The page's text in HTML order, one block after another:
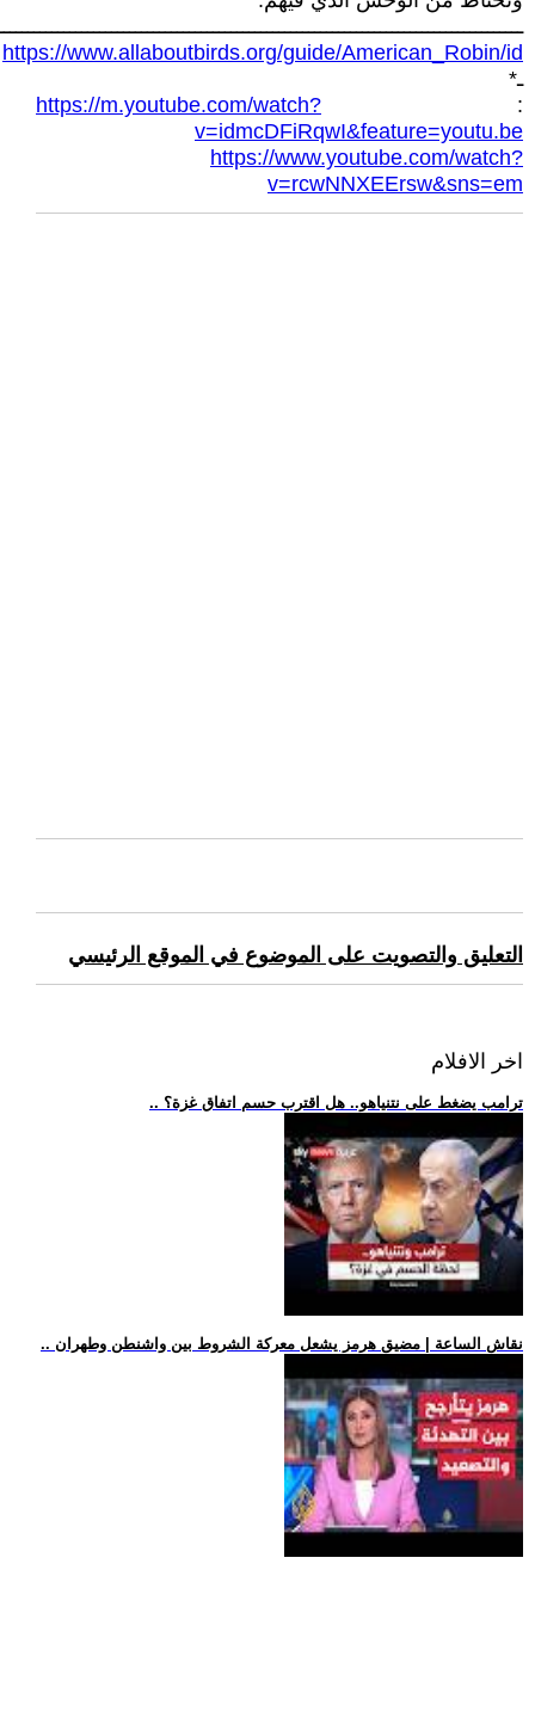
https://www.allaboutbirds.org/guide/American_Robin/id
ـ*
:
https://m.youtube.com/watch?
v=idmcDFiRqwI&feature=youtu.be
https://www.youtube.com/watch?
v=rcwNNXEErsw&sns=em
التعليق والتصويت على الموضوع في الموقع الرئيسي
اخر الافلام
.. ترامب يضغط على نتنياهو.. هل اقترب حسم اتفاق غزة؟
.. نقاش الساعة | مضيق هرمز يشعل معركة الشروط بين واشنطن وطهران